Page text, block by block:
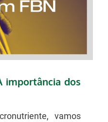
importância dos
vamos